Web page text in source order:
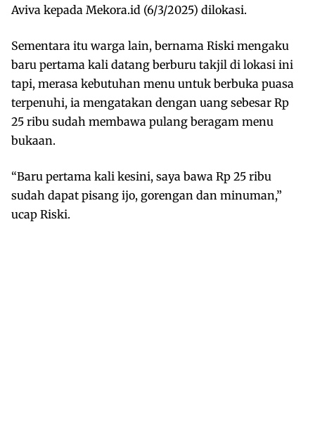
Aviva kepada Mekora.id (6/3/2025) dilokasi.
Sementara itu warga lain, bernama Riski mengaku
baru pertama kali datang berburu takjil di lokasi ini
tapi, merasa kebutuhan menu untuk berbuka puasa
terpenuhi, ia mengatakan dengan uang sebesar Rp
25 ribu sudah membawa pulang beragam menu
bukaan.
“Baru pertama kali kesini, saya bawa Rp 25 ribu
sudah dapat pisang ijo, gorengan dan minuman,”
ucap Riski.